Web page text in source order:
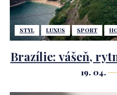
STYL LUXUS SPORT
Brazílie: vášeň,
19. 04.